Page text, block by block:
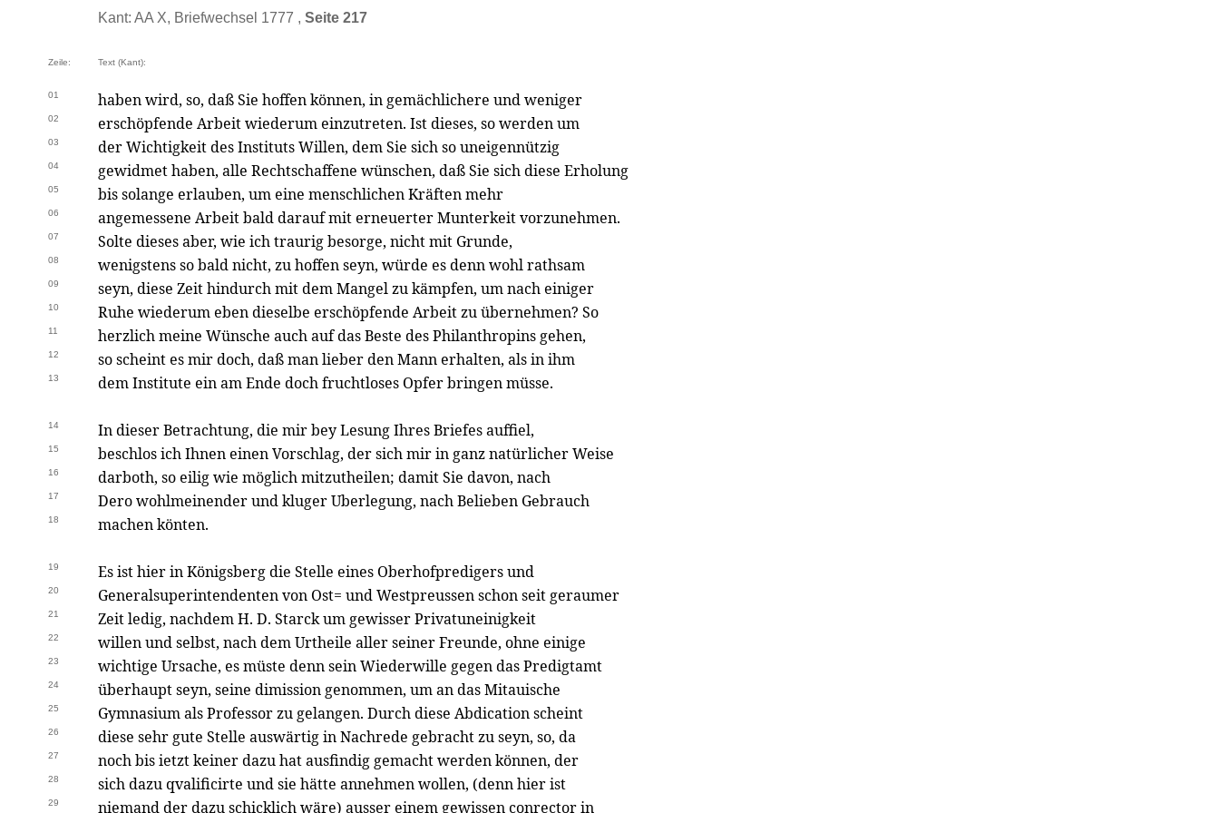
Kant: AA X, Briefwechsel 1777 , Seite 217
Zeile: Text (Kant):
01 haben wird, so, daß Sie hoffen können, in gemächlichere und weniger
02 erschöpfende Arbeit wiederum einzutreten. Ist dieses, so werden um
03 der Wichtigkeit des Instituts Willen, dem Sie sich so uneigennützig
04 gewidmet haben, alle Rechtschaffene wünschen, daß Sie sich diese Erholung
05 bis solange erlauben, um eine menschlichen Kräften mehr
06 angemessene Arbeit bald darauf mit erneuerter Munterkeit vorzunehmen.
07 Solte dieses aber, wie ich traurig besorge, nicht mit Grunde,
08 wenigstens so bald nicht, zu hoffen seyn, würde es denn wohl rathsam
09 seyn, diese Zeit hindurch mit dem Mangel zu kämpfen, um nach einiger
10 Ruhe wiederum eben dieselbe erschöpfende Arbeit zu übernehmen? So
11 herzlich meine Wünsche auch auf das Beste des Philanthropins gehen,
12 so scheint es mir doch, daß man lieber den Mann erhalten, als in ihm
13 dem Institute ein am Ende doch fruchtloses Opfer bringen müsse.
14 In dieser Betrachtung, die mir bey Lesung Ihres Briefes auffiel,
15 beschlos ich Ihnen einen Vorschlag, der sich mir in ganz natürlicher Weise
16 darboth, so eilig wie möglich mitzutheilen; damit Sie davon, nach
17 Dero wohlmeinender und kluger Uberlegung, nach Belieben Gebrauch
18 machen könten.
19 Es ist hier in Königsberg die Stelle eines Oberhofpredigers und
20 Generalsuperintendenten von Ost= und Westpreussen schon seit geraumer
21 Zeit ledig, nachdem H. D. Starck um gewisser Privatuneinigkeit
22 willen und selbst, nach dem Urtheile aller seiner Freunde, ohne einige
23 wichtige Ursache, es müste denn sein Wiederwille gegen das Predigtamt
24 überhaupt seyn, seine dimission genommen, um an das Mitauische
25 Gymnasium als Professor zu gelangen. Durch diese Abdication scheint
26 diese sehr gute Stelle auswärtig in Nachrede gebracht zu seyn, so, da
27 noch bis ietzt keiner dazu hat ausfindig gemacht werden können, der
28 sich dazu qvalificirte und sie hätte annehmen wollen, (denn hier ist
29 niemand der dazu schicklich wäre) ausser einem gewissen conrector in